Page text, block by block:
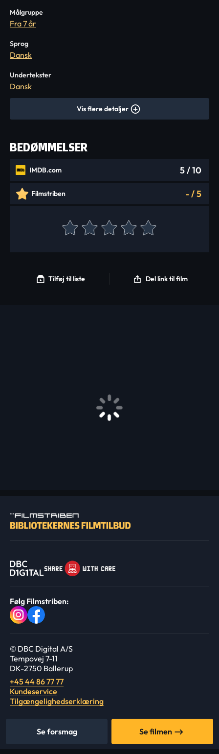
Se forsmag Se filmen
Målgruppe
Fra 7 år
Sprog
Dansk
Undertekster
Dansk
Vis flere detaljer
BEDØMMELSER
IMDB.com 5/ 10
Filmstriben -/5
Tilføj til liste Del link til film
Følg Filmstriben:
© DBC Digital A/S
Tempovej 7-11
DK-2750 Ballerup
+45 44 86 77 77
Kundeservice
Tilgængelighedserklæring